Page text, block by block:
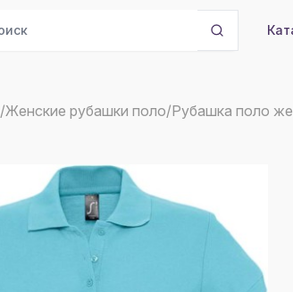
/Женские рубашки поло/Рубашка поло